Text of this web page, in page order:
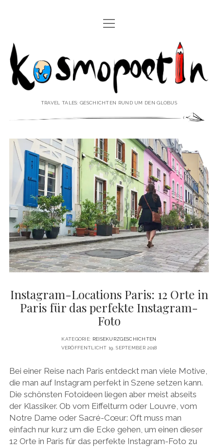
REISEREPORTAGEN
REISEPOESIE
REISEKOLUMNEN
REISEVIDEOS
REISESPECIALS
♥ ÜBER DEN REISEBLOG
Menü
öffnen
IMPRESSUM
DATENSCHUTZERKLÄRUNG
♥ ÜBER DIE AUTORIN Menü
öffnen
VITA
PRESSE & MEDIEN
MEDIADATEN
twitterfacebook
pinterestyoutubeinstagram
Menü
öffnen
Kosmopoetin
TRAVEL TALES: GESCHICHTEN RUND UM DEN GLOBUS
Instagram-Locations Paris: 12 Orte in
Paris für das perfekte Instagram-
Foto
KATEGORIE: REISEKURZGESCHICHTEN
VERÖFFENTLICHT 19. SEPTEMBER 2018
Bei einer Reise nach Paris entdeckt man viele Motive,
die man auf Instagram perfekt in Szene setzen kann.
Die schönsten Fotoideen liegen aber meist abseits
der Klassiker. Ob vom Eiffelturm oder Louvre, vom
Notre Dame oder Sacré-Cœur: Oft muss man
einfach nur kurz um die Ecke gehen, um einen dieser
12 Orte in Paris für das perfekte Instagram-Foto zu